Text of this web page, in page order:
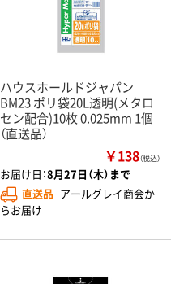
ハウスホールドジャパン
BM23 ポリ袋20L透明(メタロ
セン配合)10枚 0.025mm 1個
（直送品）
￥138（税込）
お届け日：8月27日（木）まで
直送品 アールグレイ商会か
らお届け